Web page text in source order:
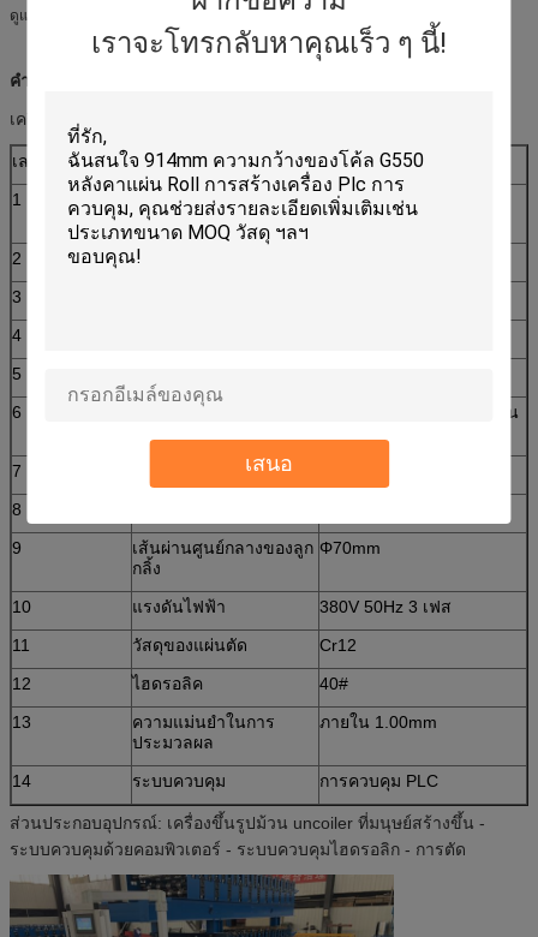
เราจะโทรกลับหาคุณเร็ว ๆ นี้!
เสนอ
ดูแลรักษาสะดวก
คำอธิบาย:
เครื่องขึ้นรูปม้วนแผ่นหลังคา
เลขที่ พารามิเตอร์หลักของเครื่องขึ้นรูปม้วนแผ่นหลังคา
1
เหมาะสำหรับการ
ประมวลผล
แผ่นเหล็กสี
2 ความกว้างของจาน
3
4
5
6
45 # เหล็ก (ชุบโครเมี่ยมบน
7
ความหนาของแผ่น
8
9
เส้นผ่านศูนย์กลางของลูก
กลิ้ง
Φ70mm
10 แรงดันไฟฟ้า
380V 50Hz 3 เฟส
11
วัสดุของแผ่นตัด
Cr12
12
ไฮดรอลิค
40#
13
ความแม่นยำในการ
ประมวลผล
ภายใน 1.00mm
14 ระบบควบคุม การควบคุม PLC
ส่วนประกอบอุปกรณ์: เครื่องขึ้นรูปม้วน uncoiler ที่มนุษย์สร้างขึ้น -
ระบบควบคุมด้วยคอมพิวเตอร์ - ระบบควบคุมไฮดรอลิก - การตัด